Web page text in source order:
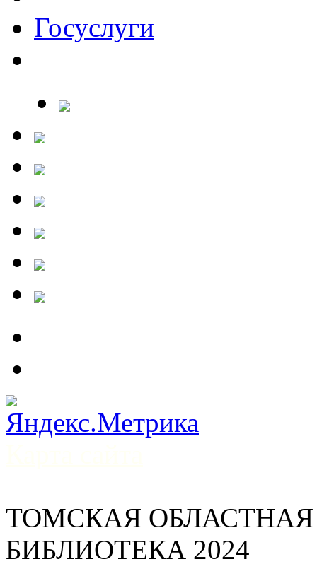
Госуслуги
ТОМСКАЯ
БИБЛИОТЕКА 2024